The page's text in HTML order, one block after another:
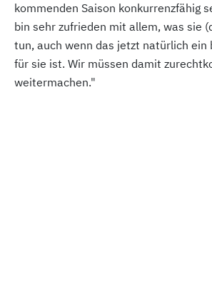
kommenden Saison konkurrenzfähig
bin sehr zufrieden mit allem, was sie
tun, auch wenn das jetzt natürlich ein
für sie ist. Wir müssen damit
weitermachen."